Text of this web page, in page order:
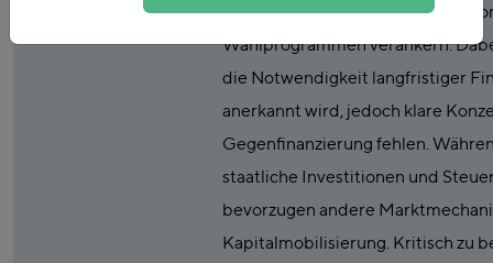
sozial-ökologischen
Wahlprogrammen verankern.
die Notwendigkeit langfristiger
anerkannt wird, jedoch klare
Gegenfinanzierung fehlen.
staatliche Investitionen und
bevorzugen andere
Kapitalmobilisierung. Kritisch zu